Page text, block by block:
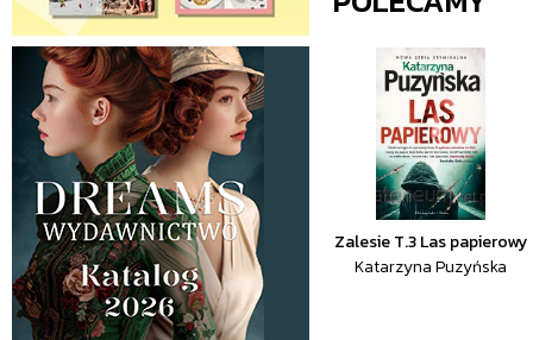
Zalesie T.3 Las papierowy
Katarzyna Puzyńska